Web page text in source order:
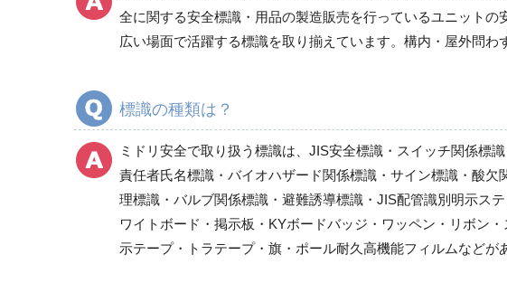
通路、とまれ・一時停止標識
作業主任者職務表示板
酸欠危険標識・有害物質標識
レーザ標識
放射能標識
はさまれ・巻き込まれ注意標識
管理表示板
製造物責任（PL)警告表示ラベル
全に関する安全標識・用品の製造販売を行っているユニット
広い場面で活躍する標識を取り揃えています。構内・屋外問
標識の種類は？
ミドリ安全で取り扱う標識は、JIS安全標識・スイッチ関係標
責任者氏名標識・バイオハザード関係標識・サイン標識・酸
理標識・バルブ関係標識・避難誘導標識・JIS配管識別明示ス
ワイトボード・掲示板・KYボードバッジ・ワッペン・リボン
示テープ・トラテープ・旗・ポール耐久高機能フィルムなどが